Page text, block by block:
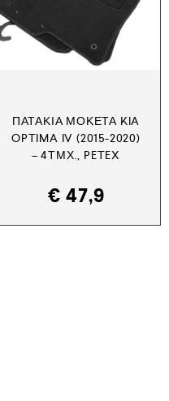
ΠΑΤΆΚΙΑ ΜΟΚΈΤΑ KIA
OPTIMA IV (2015-2020)
– 4ΤΜΧ., PETEX
€ 47,9